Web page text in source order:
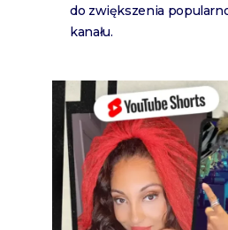
do zwiększenia
kanału.